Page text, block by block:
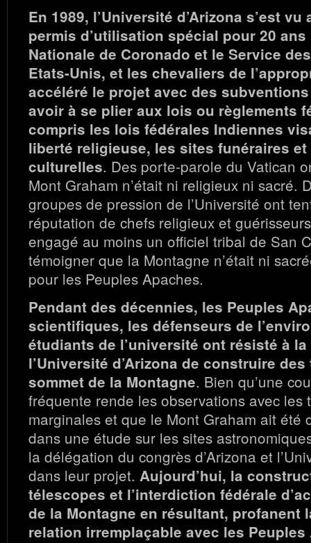
En 1989, l’Université d’Arizona s’est
permis d’utilisation spécial pour 20
Nationale de Coronado et le Service
Etats-Unis, et les chevaliers de
accéléré le projet avec des
avoir à se plier aux lois ou règlements
compris les lois fédérales Indiennes
liberté religieuse, les sites funéraires
culturelles. Des porte-parole du Vatican
Mont Graham n’était ni religieux ni sacré.
groupes de pression de l’Université ont
réputation de chefs religieux et
engagé au moins un officiel tribal de San
témoigner que la Montagne n’était ni
pour les Peuples Apaches.
Pendant des décennies, les Peuples
scientifiques, les défenseurs de
étudiants de l’université ont résisté à
l’Université d’Arizona de construire
sommet de la Montagne. Bien qu’une
fréquente rende les observations avec les
marginales et que le Mont Graham ait été
dans une étude sur les sites
la délégation du congrès d’Arizona et
dans leur projet. Aujourd’hui, la
télescopes et l’interdiction fédérale
de la Montagne en résultant, profanent
relation irremplaçable avec les Peuples